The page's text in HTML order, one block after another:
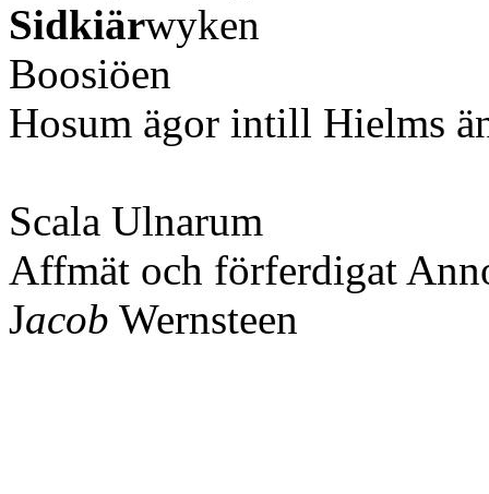
Sidkiärwyken
Boosiöen
Hosum ägor intill Hielms
Scala Ulnarum
Affmät och förferdigat
Jacob Wernsteen